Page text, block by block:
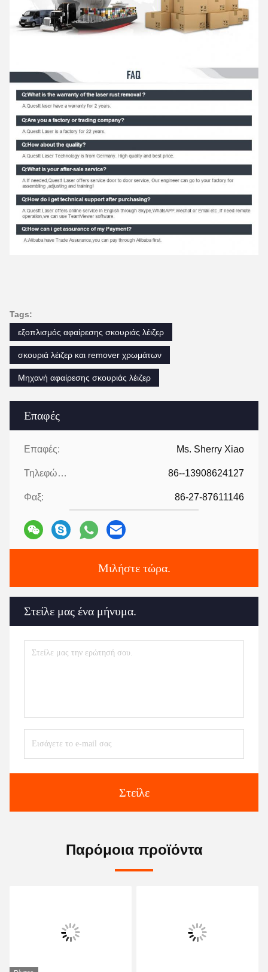
Επαφές
Επαφές: Ms. Sherry Xiao
Τηλεφώνημα: 86--13908624127
Φαξ: 86-27-87611146
Μιλήστε τώρα.
Στείλε μας ένα μήνυμα.
Στείλε
Tags:
εξοπλισμός αφαίρεσης σκουριάς λέιζερ
σκουριά λέιζερ και remover χρωμάτων
Μηχανή αφαίρεσης σκουριάς λέιζερ
Παρόμοια προϊόντα